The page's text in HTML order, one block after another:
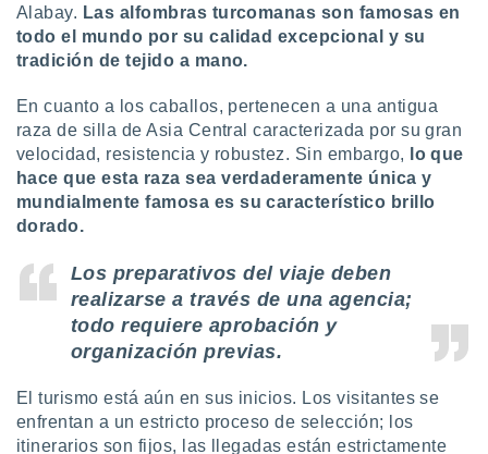
Alabay. Las alfombras turcomanas son famosas en
todo el mundo por su calidad excepcional y su
tradición de tejido a mano.
En cuanto a los caballos, pertenecen a una antigua
raza de silla de Asia Central caracterizada por su gran
velocidad, resistencia y robustez. Sin embargo,
lo que
hace que esta raza sea verdaderamente única y
mundialmente famosa es su característico brillo
dorado.
Los preparativos del viaje deben
realizarse a través de una agencia;
todo requiere aprobación y
organización previas.
El turismo está aún en sus inicios. Los visitantes se
enfrentan a un estricto proceso de selección; los
itinerarios son fijos, las llegadas están estrictamente